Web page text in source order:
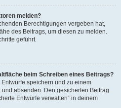
melden?
Berechtigungen vergeben hat,
des Beitrags, um diesen zu melden.
geführt.
beim Schreiben eines Beitrags?
speichern und zu einem
absenden. Den gesicherten Beitrag
Entwürfe verwalten“ in deinem